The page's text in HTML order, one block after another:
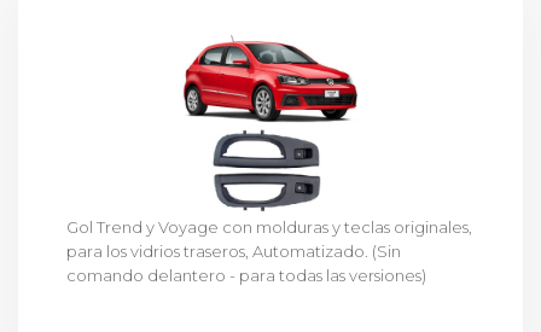
Gol Trend y Voyage con molduras y teclas originales,
para los vidrios traseros, Automatizado. (Sin
comando delantero - para todas las versiones)